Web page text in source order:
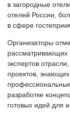
в загородные
отелей России,
в сфере
Организаторы
рассматривающих
экспертов
проектов,
разработке
готовых идей для